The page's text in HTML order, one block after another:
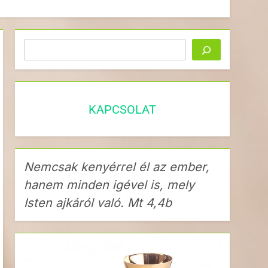
KAPCSOLAT
Nemcsak kenyérrel él az ember,
hanem minden igével is, mely
Isten ajkáról való. Mt 4,4b